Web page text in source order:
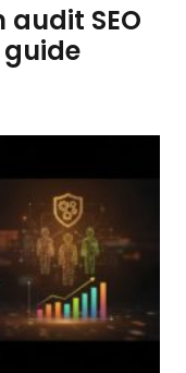
SEO